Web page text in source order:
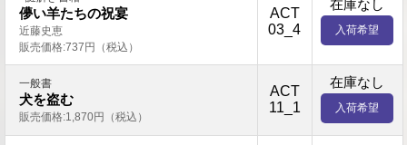
儚い羊たちの祝宴
近藤史恵
販売価格:737円（税込）
ACT
03_4
在庫なし
入荷希望
一般書
犬を盗む
販売価格:1,870円（税込）
ACT
11_1
在庫なし
入荷希望